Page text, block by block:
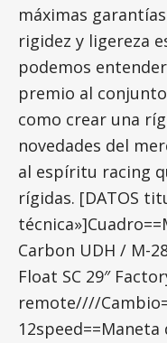
máximas
rigidez y ligereza
podemos
premio al
como crear una
novedades del
al espíritu racing
rígidas. [DATOS
Carbon UDH / M-
Float SC 29″
remote////
12speed==Maneta